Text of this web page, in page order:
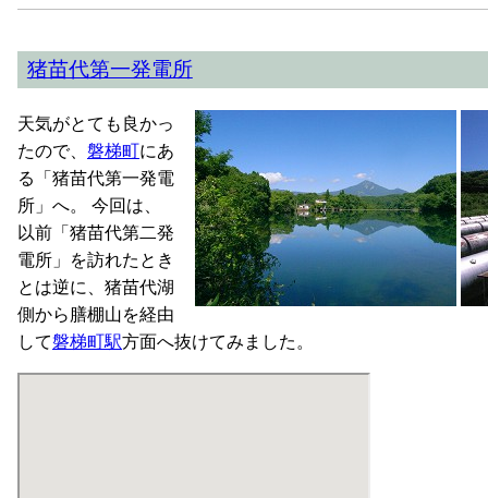
猪苗代第一発電所
天気がとても良かっ
たので、 磐梯町にあ
る「猪苗代第一発電
所」へ。 今回は、
以前「猪苗代第二発
電所」を訪れたとき
とは逆に、猪苗代湖
側から膳棚山を経由
して磐梯町駅方面へ抜けてみました。